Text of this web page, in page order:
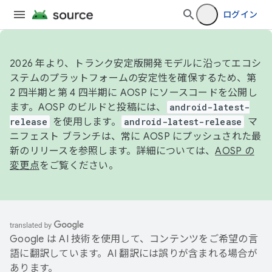
ログイン
2026 年より、トランク安定版開発モデルに沿ってエコシ
ステムのプラットフォームの安定性を確保するため、第
2 四半期と第 4 四半期に AOSP にソースコードを公開し
ます。AOSP のビルドと投稿には、
android-latest-
release
を使用します。 android-latest-release
マ
ニフェスト ブランチは、常に AOSP にプッシュされた最
新のリリースを参照します。詳細については、AOSP の
変更点をご覧ください。
Google は AI 技術を使用して、コンテンツをご希望の言
語に翻訳しています。AI 翻訳には誤りが含まれる場合が
あります。